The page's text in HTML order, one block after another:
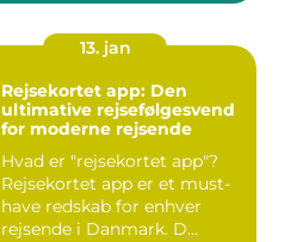
13. jan
Rejsekortet app: Den
ultimative rejsefølgesvend
for moderne rejsende
Hvad er "rejsekortet app"?
Rejsekortet app er et must-
have redskab for enhver
rejsende i Danmark. D...